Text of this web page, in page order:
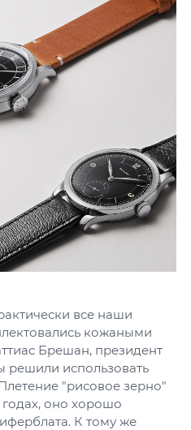
все наши
кожаными
Брешан, президент
решили использовать
"рисовое зерно"
оно хорошо
К тому же